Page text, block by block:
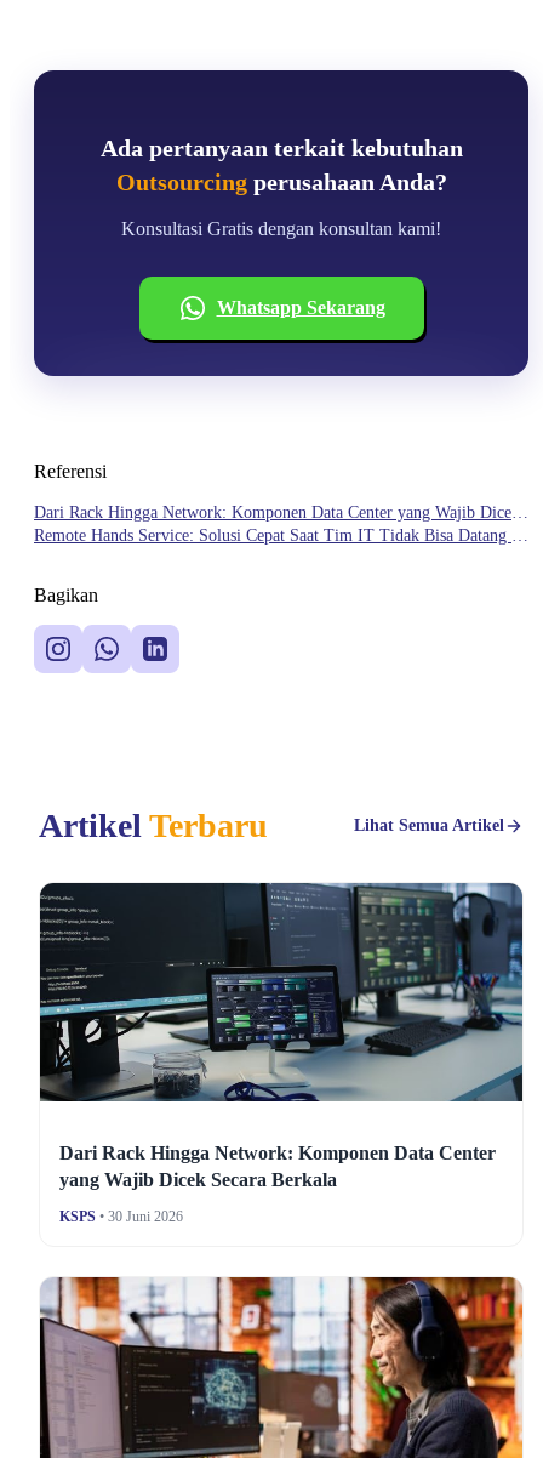
Ada pertanyaan terkait kebutuhan
Outsourcingperusahaan Anda?
Konsultasi Gratis dengan konsultan kami!
Whatsapp Sekarang
Referensi
Dari Rack Hingga Network: Komponen Data Center yang Wajib Dicek
Secara Berkala
Remote Hands Service: Solusi Cepat Saat Tim IT Tidak Bisa Datang ke
Bagikan
ArtikelTerbaru Lihat Semua Artikel
Dari Rack Hingga Network: Komponen Data Center
yang Wajib Dicek Secara Berkala
KSPS • 30 Juni 2026